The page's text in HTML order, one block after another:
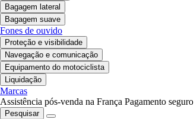
Bagagem lateral
Bagagem suave
Fones de ouvido
Proteção e visibilidade
Navegação e comunicação
Equipamento do motociclista
Liquidação
Marcas
Assistência pós-venda na França Pagamento seguro
Pesquisar